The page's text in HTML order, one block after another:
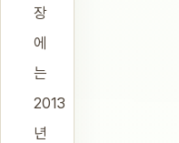
장
에
는
2013
년